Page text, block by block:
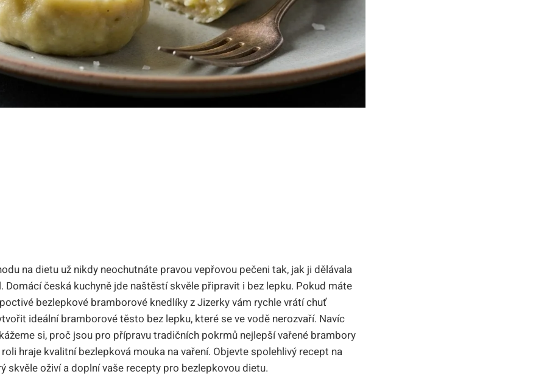
na dietu už nikdy neochutnáte pravou vepřovou pečeni tak, jak ji dělávala
Domácí česká kuchyně jde naštěstí skvěle připravit i bez lepku. Pokud máte
bezlepkové bramborové knedlíky z Jizerky vám rychle vrátí chuť
ideální bramborové těsto bez lepku, které se ve vodě nerozvaří. Navíc
si, proč jsou pro přípravu tradičních pokrmů nejlepší vařené brambory
hraje kvalitní bezlepková mouka na vaření. Objevte spolehlivý recept na
skvěle oživí a doplní vaše recepty pro bezlepkovou dietu.